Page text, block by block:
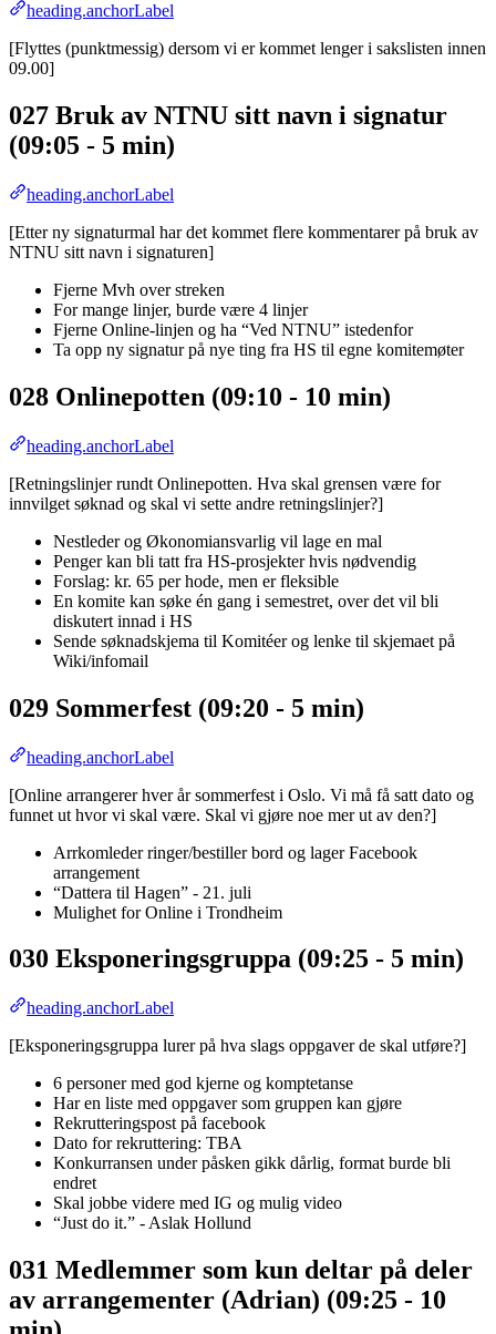
heading.anchorLabel
[Flyttes (punktmessig) dersom vi er kommet lenger i sakslisten innen
09.00]
027 Bruk av NTNU sitt navn i signatur
(09:05 - 5 min)
heading.anchorLabel
[Etter ny signaturmal har det kommet flere kommentarer på bruk av
NTNU sitt navn i signaturen]
Fjerne Mvh over streken
For mange linjer, burde være 4 linjer
Fjerne Online-linjen og ha “Ved NTNU” istedenfor
Ta opp ny signatur på nye ting fra HS til egne komitemøter
028 Onlinepotten (09:10 - 10 min)
heading.anchorLabel
[Retningslinjer rundt Onlinepotten. Hva skal grensen være for
innvilget søknad og skal vi sette andre retningslinjer?]
Nestleder og Økonomiansvarlig vil lage en mal
Penger kan bli tatt fra HS-prosjekter hvis nødvendig
Forslag: kr. 65 per hode, men er fleksible
En komite kan søke én gang i semestret, over det vil bli
diskutert innad i HS
Sende søknadskjema til Komitéer og lenke til skjemaet på
Wiki/infomail
029 Sommerfest (09:20 - 5 min)
heading.anchorLabel
[Online arrangerer hver år sommerfest i Oslo. Vi må få satt dato og
funnet ut hvor vi skal være. Skal vi gjøre noe mer ut av den?]
Arrkomleder ringer/bestiller bord og lager Facebook
arrangement
“Dattera til Hagen” - 21. juli
Mulighet for Online i Trondheim
030 Eksponeringsgruppa (09:25 - 5 min)
heading.anchorLabel
[Eksponeringsgruppa lurer på hva slags oppgaver de skal utføre?]
6 personer med god kjerne og komptetanse
Har en liste med oppgaver som gruppen kan gjøre
Rekrutteringspost på facebook
Dato for rekruttering: TBA
Konkurransen under påsken gikk dårlig, format burde bli
endret
Skal jobbe videre med IG og mulig video
“Just do it.” - Aslak Hollund
031 Medlemmer som kun deltar på deler
av arrangementer (Adrian) (09:25 - 10